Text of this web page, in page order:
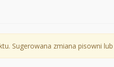
Sugerowana zmiana pisowni